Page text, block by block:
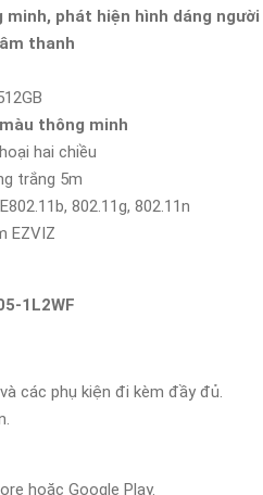
phát hiện hình dáng người
thanh
thông minh
hai chiều
trắng 5m
802.11g, 802.11n
EZVIZ
1L2WF
các phụ kiện đi kèm đầy đủ.
hoặc Google Play.